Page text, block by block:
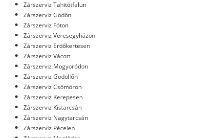
Zárszerviz Tahitótfalun
Zárszerviz Gödön
Zárszerviz Fóton
Zárszerviz Veresegyházon
Zárszerviz Erdőkertesen
Zárszerviz Vácott
Zárszerviz Mogyoródon
Zárszerviz Gödöllőn
Zárszerviz Csömörön
Zárszerviz Kerepesen
Zárszerviz Kistarcsán
Zárszerviz Nagytarcsán
Zárszerviz Pécelen